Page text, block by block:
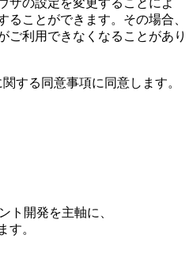
ザの設定を変更することによ
ることができます。その場合、
ご利用できなくなることがあり
する同意事項に同意します。
ト開発を主軸に、
す。